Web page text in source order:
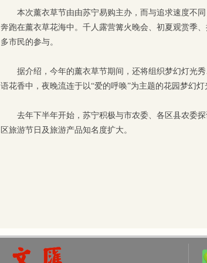
本次薰衣草节由由苏宁易购主办，而与追求速度不
奔跑在薰衣草花海中。千人露营篝火晚会、初夏观赏季
多市民的参与。
据介绍，今年的薰衣草节期间，还将组织梦幻灯光
语花香中，夜晚流连于以“爱的呼唤”为主题的花园梦幻灯
去年下半年开始，苏宁积极与市农委、各区县农委
区旅游节日及旅游产品知名度扩大。